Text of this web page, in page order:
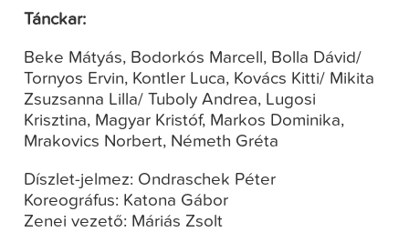
Tánckar:
Beke Mátyás, Bodorkós Marcell, Bolla Dávid/
Tornyos Ervin, Kontler Luca, Kovács Kitti/ Mikita
Zsuzsanna Lilla/ Tuboly Andrea, Lugosi
Krisztina, Magyar Kristóf, Markos Dominika,
Mrakovics Norbert, Németh Gréta
Díszlet-jelmez: Ondraschek Péter
Koreográfus: Katona Gábor
Zenei vezető: Máriás Zsolt